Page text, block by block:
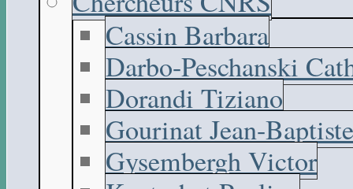
Cassin Barbara
Darbo-Peschanski
Dorandi Tiziano
Gourinat Jean-Baptiste
Gysembergh Victor